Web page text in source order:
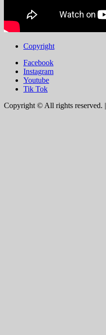
Copyright
Facebook
Instagram
Youtube
Tik Tok
Copyright © All rights reserved. |